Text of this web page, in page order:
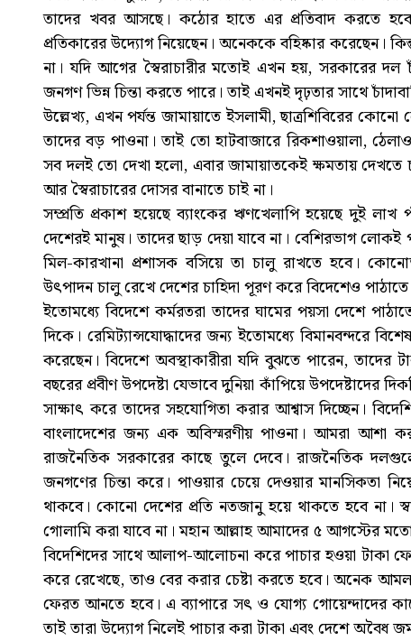
তাদের খবর আসছে। কঠোর হাতে এর প্রতিবাদ করতে
প্রতিকারের উদ্যোগ নিয়েছেন। অনেককে বহিষ্কার করেছেন।
না। যদি আগের স্বৈরাচারীর মতোই এখন হয়, সরকারের দল
জনগণ ভিন্ন চিন্তা করতে পারে। তাই এখনই দৃঢ়তার সাথে
উল্লেখ্য, এখন পর্যন্ত জামায়াতে ইসলামী, ছাত্রশিবিরের
তাদের বড় পাওনা। তাই তো হাটবাজারে রিকশাওয়ালা,
সব দলই তো দেখা হলো, এবার জামায়াতকেই ক্ষমতায়
আর স্বৈরাচারের দোসর বানাতে চাই না।
সম্প্রতি প্রকাশ হয়েছে ব্যাংকের ঋণখেলাপি হয়েছে দুই
দেশেরই মানুষ। তাদের ছাড় দেয়া যাবে না। বেশিরভাগ লোকই
মিল-কারখানা প্রশাসক বসিয়ে তা চালু রাখতে হবে।
উৎপাদন চালু রেখে দেশের চাহিদা পূরণ করে বিদেশেও
ইতোমধ্যে বিদেশে কর্মরতরা তাদের ঘামের পয়সা দেশে
দিকে। রেমিট্যান্সযোদ্ধাদের জন্য ইতোমধ্যে বিমানবন্দরে
করেছেন। বিদেশে অবস্থাকারীরা যদি বুঝতে পারেন, তাদের
বছরের প্রবীণ উপদেষ্টা যেভাবে দুনিয়া কাঁপিয়ে উপদেষ্টাদের
সাক্ষাৎ করে তাদের সহযোগিতা করার আশ্বাস দিচ্ছেন।
বাংলাদেশের জন্য এক অবিস্মরণীয় পাওনা। আমরা আশা
রাজনৈতিক সরকারের কাছে তুলে দেবে। রাজনৈতিক
জনগণের চিন্তা করে। পাওয়ার চেয়ে দেওয়ার
থাকবে। কোনো দেশের প্রতি নতজানু হয়ে থাকতে হবে না।
গোলামি করা যাবে না। মহান আল্লাহ আমাদের ৫ আগস্টের মতো
বিদেশিদের সাথে আলাপ-আলোচনা করে পাচার হওয়া টাকা
করে রেখেছে, তাও বের করার চেষ্টা করতে হবে। অনেক
ফেরত আনতে হবে। এ ব্যাপারে সৎ ও যোগ্য গোয়েন্দাদের
তাই তারা উদ্যোগ নিলেই পাচার করা টাকা এবং দেশে অবৈধ